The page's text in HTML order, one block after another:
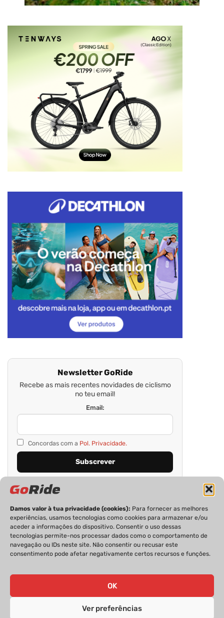
Damos valor à tua privacidade (cookies): Para fornecer as melhores
experiências, usamos tecnologias como cookies para armazenar e/ou
aceder a informações do dispositivo. Consentir o uso dessas
tecnologias permite-nos processar dados como o comportamento de
navegação ou IDs neste site. Não consentir ou recusar este
consentimento pode afetar negativamente certos recursos e funções.
OK
Ver preferências
Newsletter GoRide
Recebe as mais recentes novidades de ciclismo
no teu email!
Email:
Concordas com a Pol. Privacidade.
PRIVACIDADE FICHA TÉCNICA
ESTATUTO EDITORIAL